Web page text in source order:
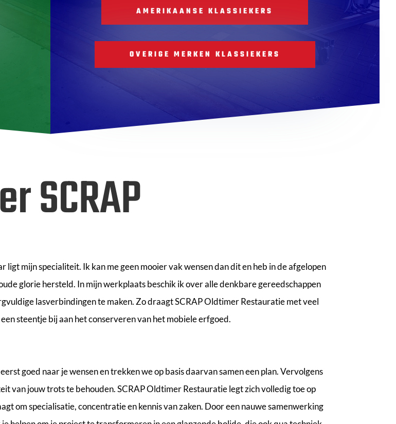
AMERIKAANSE KLASSIEKERS
OVERIGE MERKEN KLASSIEKERS
SCRAP
ligt mijn specialiteit. Ik kan me geen mooier vak wensen dan dit en heb in de afgelopen
glorie hersteld. In mijn werkplaats beschik ik over alle denkbare gereedschappen
lasverbindingen te maken. Zo draagt SCRAP Oldtimer Restauratie met veel
steentje bij aan het conserveren van het mobiele erfgoed.
goed naar je wensen en trekken we op basis daarvan samen een plan. Vervolgens
van jouw trots te behouden. SCRAP Oldtimer Restauratie legt zich volledig toe op
om specialisatie, concentratie en kennis van zaken. Door een nauwe samenwerking